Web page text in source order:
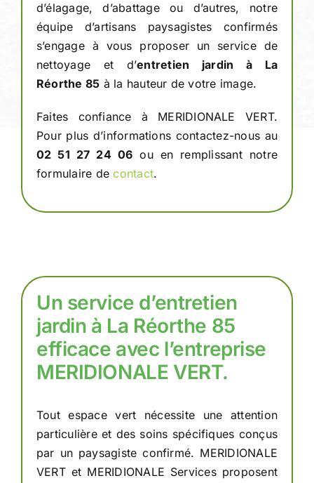
d’élagage, d’abattage ou d’autres, notre
équipe d’artisans paysagistes confirmés
s’engage à vous proposer un service de
nettoyage et d’entretien jardin à La
Réorthe 85 à la hauteur de votre image.
Faites confiance à MERIDIONALE VERT.
Pour plus d’informations contactez-nous au
02 51 27 24 06 ou en remplissant notre
formulaire decontact.
Un service d’entretien
jardin à La Réorthe 85
efficace avec l’entreprise
MERIDIONALE VERT.
Tout espace vert nécessite une attention
particulière et des soins spécifiques conçus
par un paysagiste confirmé. MERIDIONALE
VERT et MERIDIONALE Services proposent